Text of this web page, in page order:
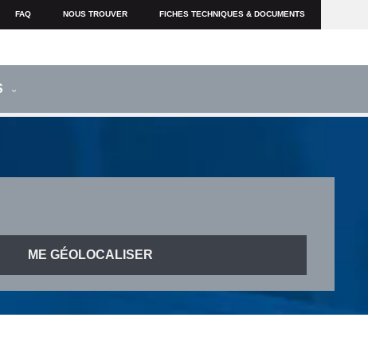
FAQ NOUS TROUVER FICHES TECHNIQUES & DOCUMENTS